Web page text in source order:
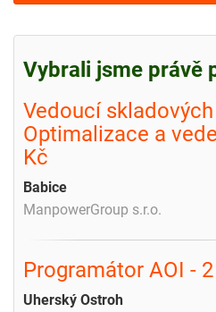
Vybrali jsme právě
Vedoucí
Optimalizace a
Kč
Babice
ManpowerGroup s.r.o.
Programátor AOI -
Uherský Ostroh